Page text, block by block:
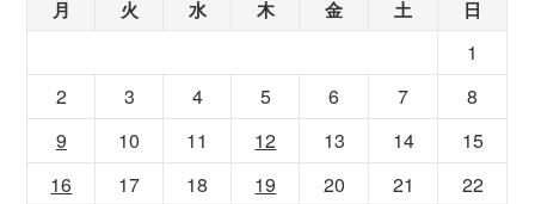
月 火 水 木 金 土 日
1
2
3 4 5 6 7
8
9
10 11 12 13 14
15
16
17 18 19 20 21
22